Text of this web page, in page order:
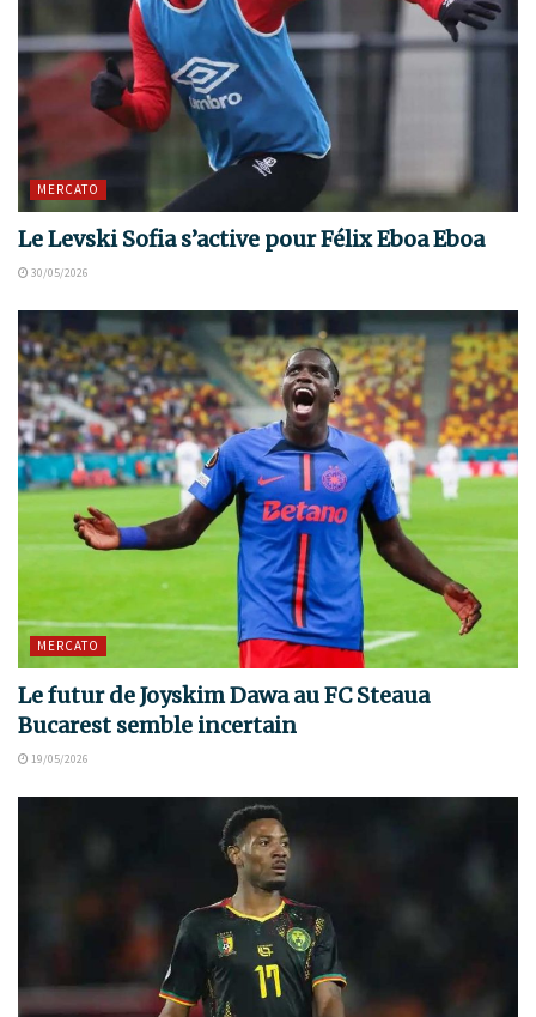
MERCATO
Le Levski Sofia s’active pour Félix Eboa Eboa
30/05/2026
MERCATO
Le futur de Joyskim Dawa au FC Steaua
Bucarest semble incertain
19/05/2026